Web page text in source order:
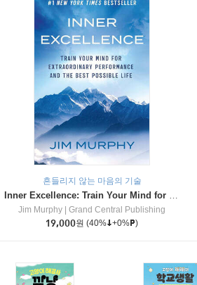
흔들리지 않는 마음의 기술
Inner Excellence: Train Your Mind for Extraordinary Performance and the Best Possible Life
Jim Murphy
Grand Central Publishing
19,000원 (40% +0% )